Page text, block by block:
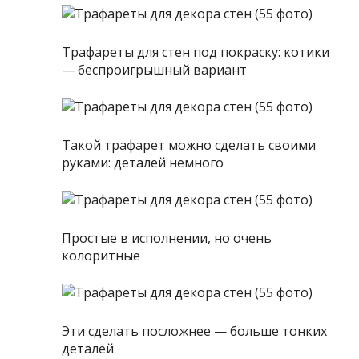
Трафареты для стен под покраску: котики
— беспроигрышный вариант
Такой трафарет можно сделать своими
руками: деталей немного
Простые в исполнении, но очень
колоритные
Эти сделать посложнее — больше тонких
деталей